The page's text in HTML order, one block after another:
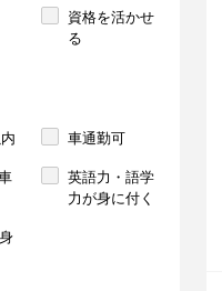
資格を活かせ
る
車通勤可
英語力・語学
力が身に付く